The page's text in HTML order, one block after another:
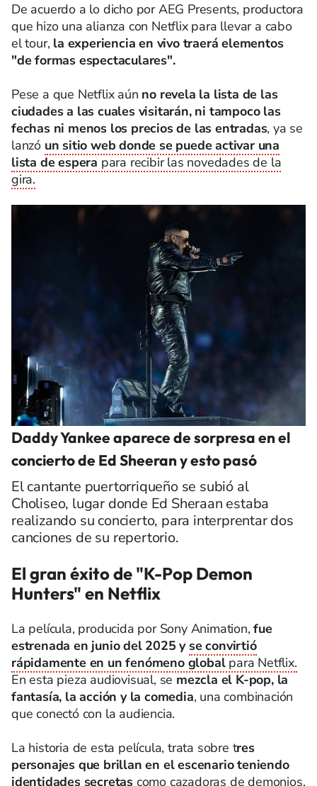
De acuerdo a lo dicho por AEG Presents, productora
que hizo una alianza con Netflix para llevar a cabo
el tour, la experiencia en vivo traerá elementos
"de formas espectaculares".
Pese a que Netflix aún no revela la lista de las
ciudades a las cuales visitarán, ni tampoco las
fechas ni menos los precios de las entradas, ya se
lanzó un sitio web donde se puede activar una
lista de espera para recibir las novedades de la
gira.
Daddy Yankee aparece de sorpresa en el
concierto de Ed Sheeran y esto pasó
El cantante puertorriqueño se subió al
Choliseo, lugar donde Ed Sheraan estaba
realizando su concierto, para interprentar dos
canciones de su repertorio.
El gran éxito de "K-Pop Demon
Hunters" en Netflix
La película, producida por Sony Animation, fue
estrenada en junio del 2025 y se convirtió
rápidamente en un fenómeno globalpara Netflix.
En esta pieza audiovisual, se mezcla el K-pop, la
fantasía, la acción y la comedia, una combinación
que conectó con la audiencia.
La historia de esta película, trata sobre tres
personajes que brillan en el escenario teniendo
identidades secretas como cazadoras de demonios.